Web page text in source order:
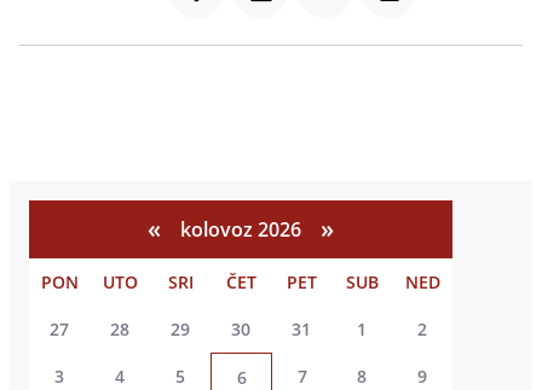
« kolovoz 2026 »
PON UTO SRI ČET PET SUB NED
27 28 29 30 31 1 2
3 4 5 6 7 8 9